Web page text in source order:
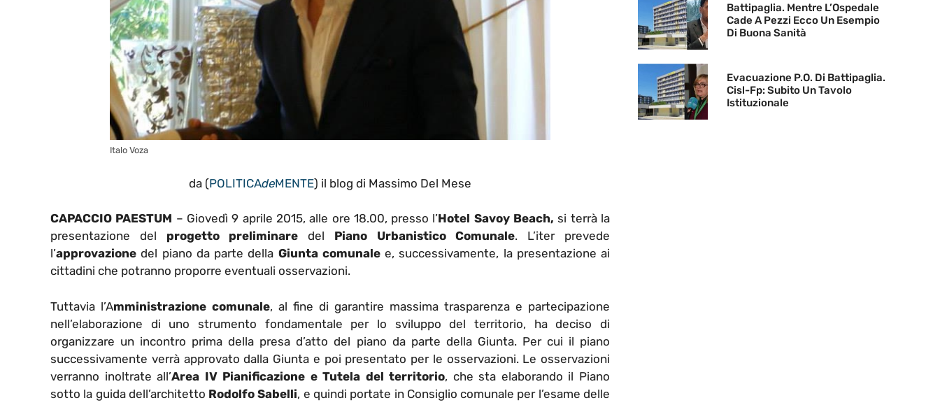
Italo Voza
da (POLITICAdeMENTE) il blog di Massimo Del Mese
CAPACCIO PAESTUM – Giovedì 9 aprile 2015, alle ore 18.00, presso l’Hotel Savoy Beach, si terrà la
presentazione del progetto preliminare del Piano Urbanistico Comunale. L’iter prevede
l’approvazione del piano da parte della Giunta comunalee, successivamente, la presentazione ai
cittadini che potranno proporre eventuali osservazioni.
Tuttavia l’Amministrazione comunale, al fine di garantire massima trasparenza e partecipazione
nell’elaborazione di uno strumento fondamentale per lo sviluppo del territorio, ha deciso di
organizzare un incontro prima della presa d’atto del piano da parte della Giunta. Per cui il piano
successivamente verrà approvato dalla Giunta e poi presentato per le osservazioni. Le osservazioni
verranno inoltrate all’Area IV Pianificazione e Tutela del territorio, che sta elaborando il Piano
sotto la guida dell’architetto Rodolfo Sabelli, e quindi portate in Consiglio comunale per l’esame delle
Battipaglia. Mentre L’Ospedale
Cade A Pezzi Ecco Un Esempio
Di Buona Sanità
Evacuazione P.O. Di Battipaglia.
Cisl-Fp: Subito Un Tavolo
Istituzionale